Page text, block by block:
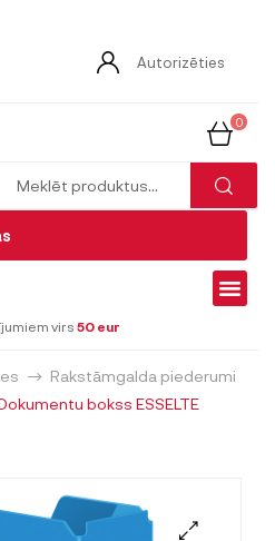
Autorizēties
0
virs 50 eur
Rakstāmgalda piederumi
bokss ESSELTE